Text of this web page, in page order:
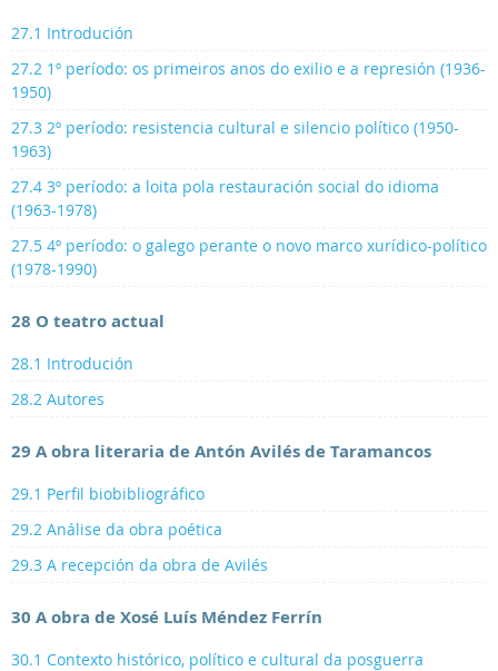
27.1 Introdución
27.2 1º período: os primeiros anos do exilio e a represión (1936-
1950)
27.3 2º período: resistencia cultural e silencio político (1950-
1963)
27.4 3º período: a loita pola restauración social do idioma
(1963-1978)
27.5 4º período: o galego perante o novo marco xurídico-político
(1978-1990)
28 O teatro actual
28.1 Introdución
28.2 Autores
29 A obra literaria de Antón Avilés de Taramancos
29.1 Perfil biobibliográfico
29.2 Análise da obra poética
29.3 A recepción da obra de Avilés
30 A obra de Xosé Luís Méndez Ferrín
30.1 Contexto histórico, político e cultural da posguerra